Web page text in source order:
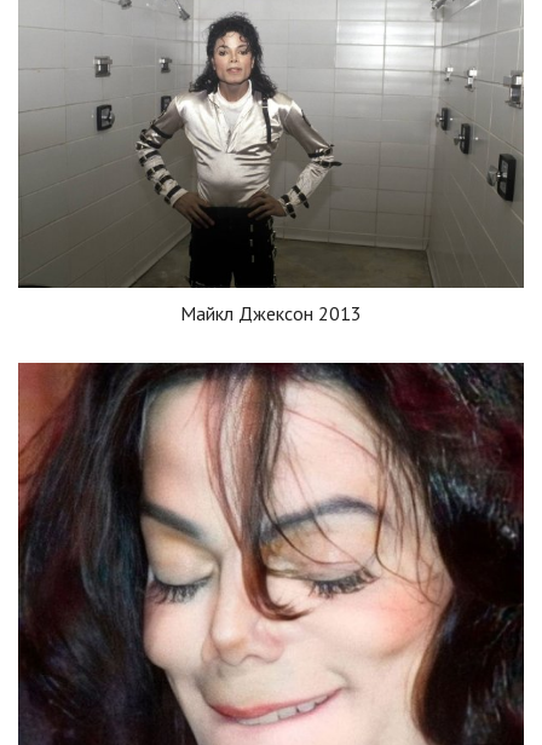
Майкл Джексон 2013